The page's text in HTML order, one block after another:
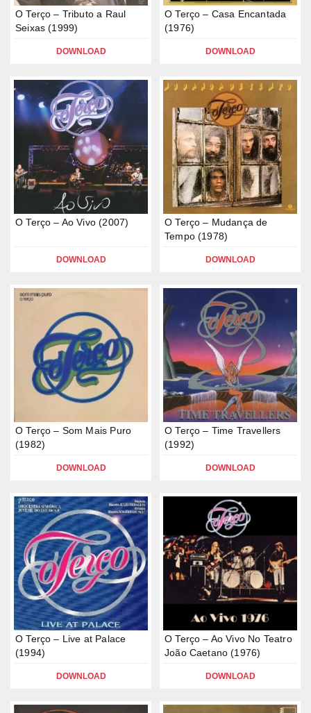
O Terço – Tributo a Raul
Seixas (1999)
DOWNLOAD
O Terço – Casa Encantada
(1976)
DOWNLOAD
O Terço – Ao Vivo (2007)
DOWNLOAD
O Terço – Mudança de
Tempo (1978)
DOWNLOAD
O Terço – Som Mais Puro
(1982)
DOWNLOAD
O Terço – Time Travellers
(1992)
DOWNLOAD
O Terço – Live at Palace
(1994)
DOWNLOAD
O Terço – Ao Vivo No Teatro
João Caetano (1976)
DOWNLOAD